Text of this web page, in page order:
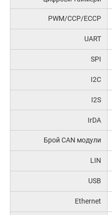
PWM/CCP/ECCP
UART
SPI
I2C
I2S
IrDA
Брой CAN модули
LIN
USB
Ethernet